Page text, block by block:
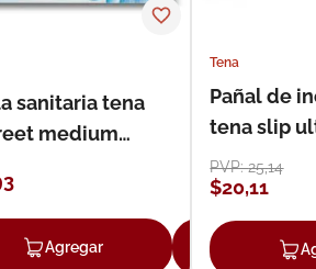
Agregar
sanitaria tena
medium
Agregar
Tena
Pañal de
tena slip
21 unidades
PVP:25,14
$20,11